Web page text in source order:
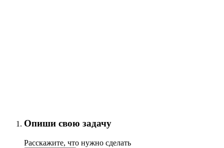
Опиши свою задачу
Расскажите, что нужно сделать